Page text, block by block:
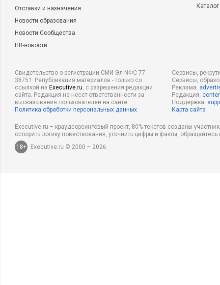
Отставки и назначения
Новости образования
Новости Сообщества
HR-новости
Свидетельство о регистрации СМИ Эл NФС 77-
38751. Републикация материалов - только со
ссылкой на Executive.ru, с разрешения редакции
сайта. Редакция не несет ответственности за
высказывания пользователей на сайте.
Политика обработки персональных данных
Сервисы,
Сервисы,
Реклама:
Редакция:
Поддержка:
Карта сайта
Executive.ru – краудсорсинговый проект, 80% текстов созданы
оспорить логику повествования, уточнить цифры и факты,
18+
Executive.ru © 2000 – 2026.